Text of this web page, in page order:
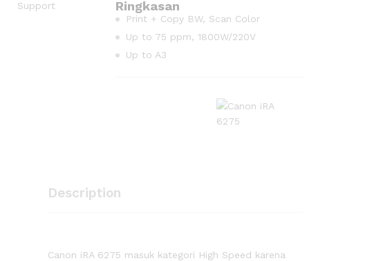
Support Ringkasan
Print + Copy BW, Scan Color
Up to 75 ppm, 1800W/220V
Up to A3
Description
Canon iRA 6275 masuk kategori High Speed karena